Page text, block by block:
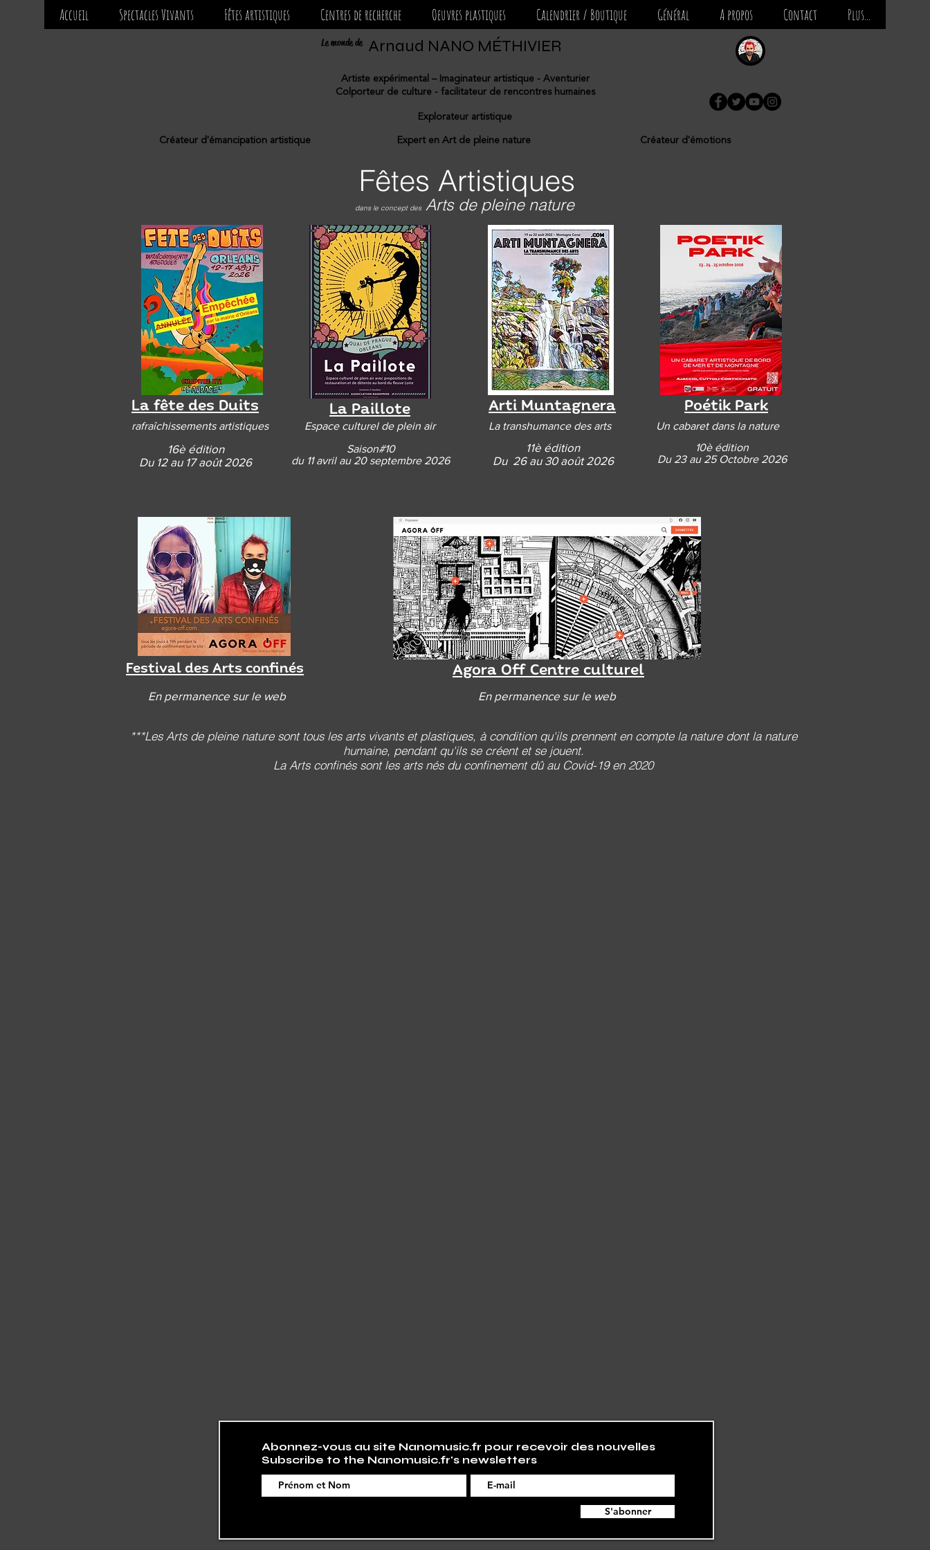
Accueil Spectacles Vivants Fêtes artistiques Centres de recherche Oeuvres plastiques Calendrier / Boutique Général A propos Contact Plus...
Arnaud NANO MÉTHIVIER
Le monde de
Artiste expérimental – Imaginateur artistique - Aventurier
Colporteur de culture - facilitateur de rencontres humaines
Explorateur artistique
Créateur d'émancipation artistique Expert en Art de pleine nature Créateur d'émotions
Fêtes Artistiques
dans le concept desArts de pleine nature
La fête des Duits
rafraîchissements artistiques
La Paillote
Espace culturel de plein air
16è édition
Du 12 au 17 août 2026
Saison#10
du 11 avril au 20 septembre 2026
Arti Muntagnera
La transhumance des arts
11è édition
Du 26 au 30 août 2026
Poétik Park
Un cabaret dans la nature
10è édition
Du 23 au 25 Octobre 2026
Festival des Arts confinés
En permanence sur le web
Agora Off Centre culturel
En permanence sur le web
***Les Arts de pleine nature sont tous les arts vivants et plastiques, à condition qu'ils prennent en compte la nature dont la nature
humaine, pendant qu'ils se créent et se jouent.
La Arts confinés sont les arts nés du confinement dû au Covid-19 en 2020
Abonnez-vous au site Nanomusic.fr pour recevoir des nouvelles
Subscribe to the Nanomusic.fr's newsletters
S'abonner